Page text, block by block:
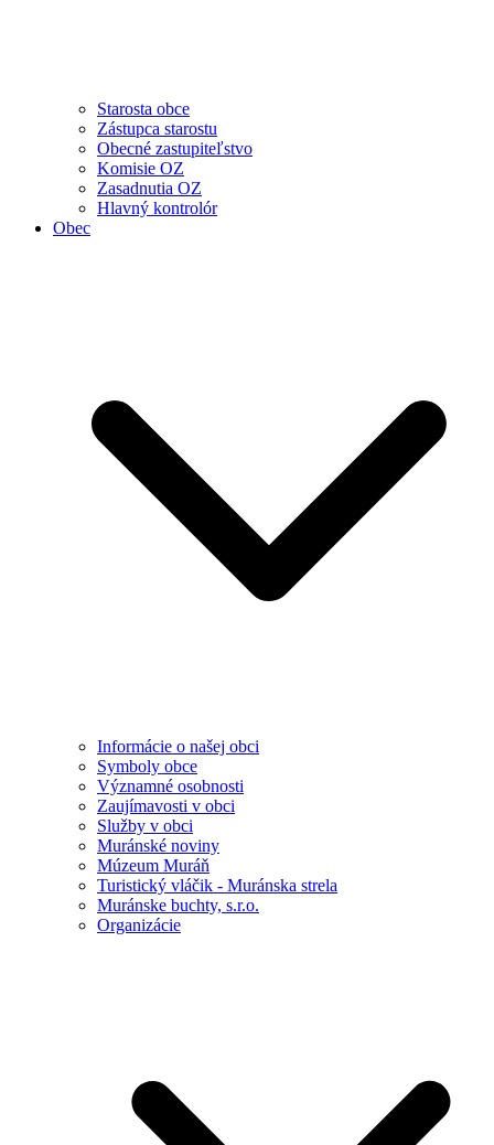
Starosta obce
Zástupca starostu
Obecné zastupiteľstvo
Komisie OZ
Zasadnutia OZ
Hlavný kontrolór
Obec
Informácie o našej obci
Symboly obce
Významné osobnosti
Zaujímavosti v obci
Služby v obci
Muránské noviny
Múzeum Muráň
Turistický vláčik - Muránska strela
Muránske buchty, s.r.o.
Organizácie